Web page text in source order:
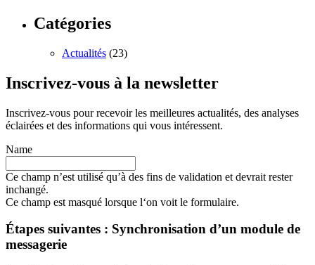
Catégories
Actualités (23)
Inscrivez-vous à la newsletter
Inscrivez-vous pour recevoir les meilleures actualités, des analyses
éclairées et des informations qui vous intéressent.
Name
Ce champ n’est utilisé qu’à des fins de validation et devrait rester
inchangé.
Ce champ est masqué lorsque l‘on voit le formulaire.
Étapes suivantes : Synchronisation d’un module de
messagerie